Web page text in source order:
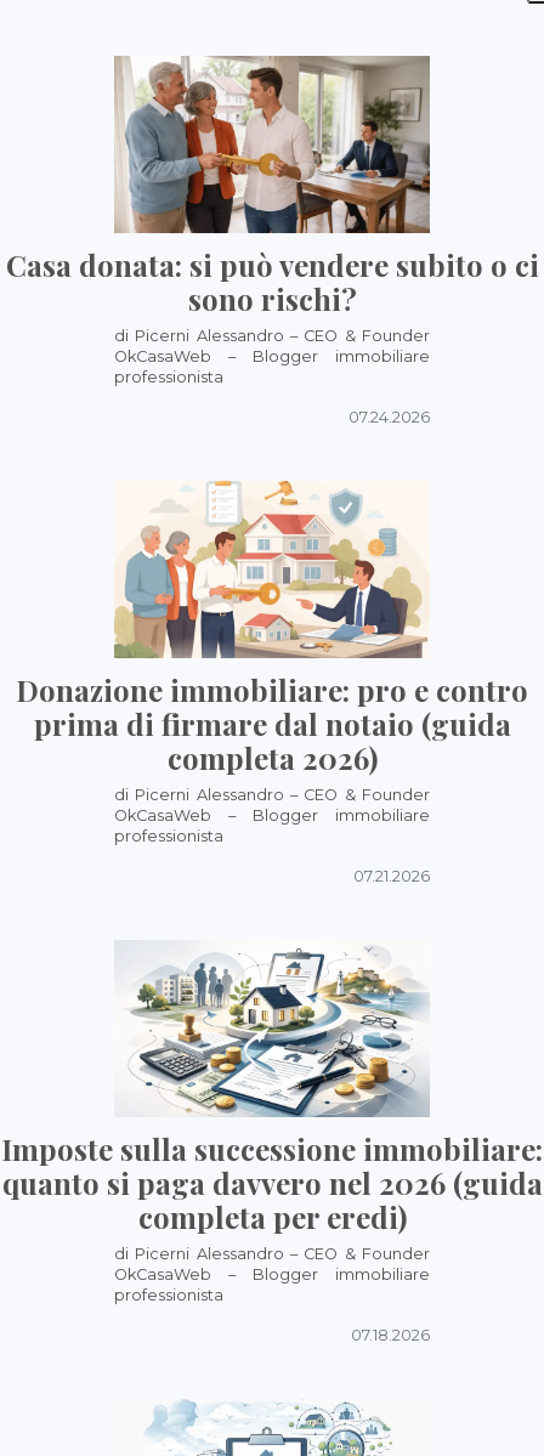
Casa donata: si può vendere subito o ci
sono rischi?
di Picerni Alessandro – CEO & Founder
OkCasaWeb – Blogger immobiliare
professionista
07.24.2026
Donazione immobiliare: pro e contro
prima di firmare dal notaio (guida
completa 2026)
di Picerni Alessandro – CEO & Founder
OkCasaWeb – Blogger immobiliare
professionista
07.21.2026
Imposte sulla successione immobiliare:
quanto si paga davvero nel 2026 (guida
completa per eredi)
di Picerni Alessandro – CEO & Founder
OkCasaWeb – Blogger immobiliare
professionista
07.18.2026